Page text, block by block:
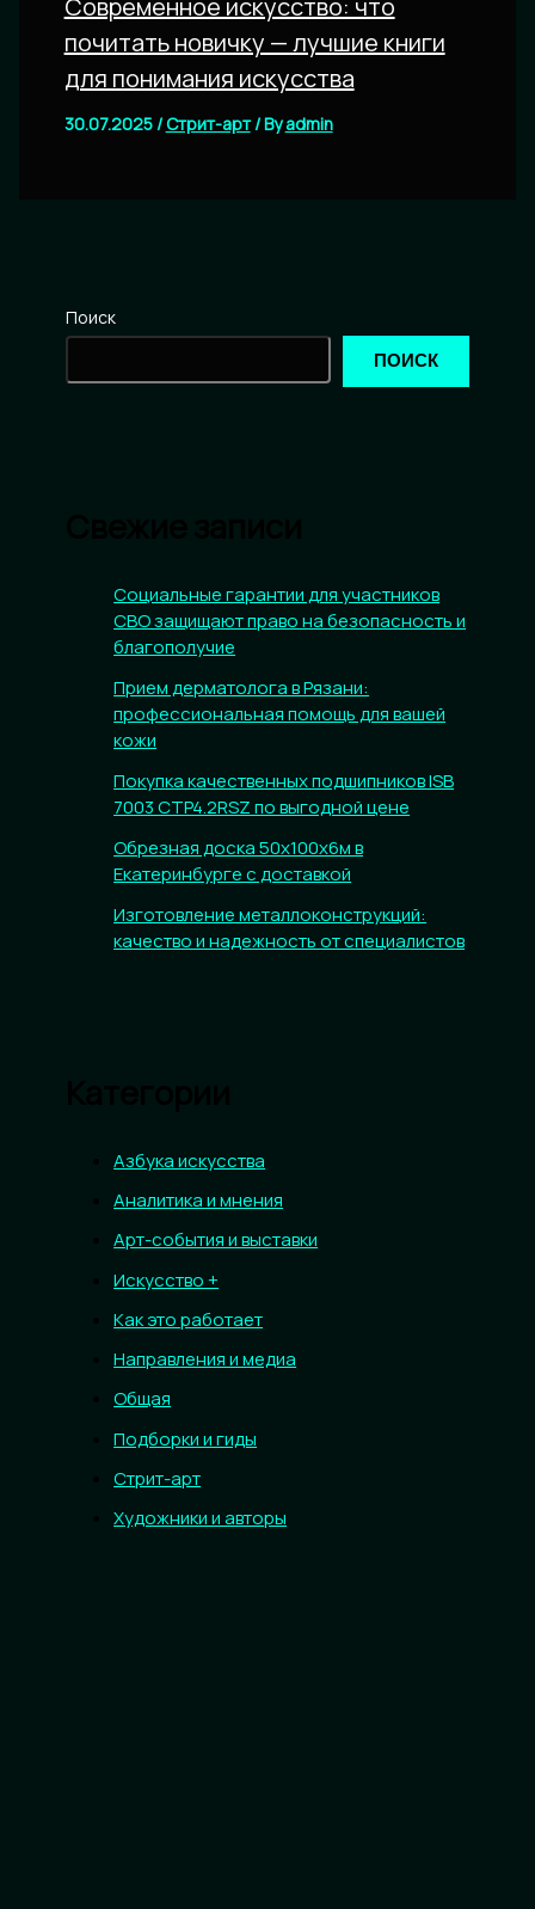
почитать новичку — лучшие книги
для понимания искусства
30.07.2025 /Стрит-арт/ Byadmin
Поиск
ПОИСК
Социальные гарантии для участников
СВО защищают право на безопасность и
благополучие
Прием дерматолога в Рязани:
профессиональная помощь для вашей
кожи
Покупка качественных подшипников ISB
7003 CTP4.2RSZ по выгодной цене
Обрезная доска 50х100х6м в
Екатеринбурге с доставкой
Изготовление металлоконструкций:
качество и надежность от специалистов
Азбука искусства
Аналитика и мнения
Арт-события и выставки
Искусство +
Как это работает
Направления и медиа
Общая
Подборки и гиды
Стрит-арт
Художники и авторы